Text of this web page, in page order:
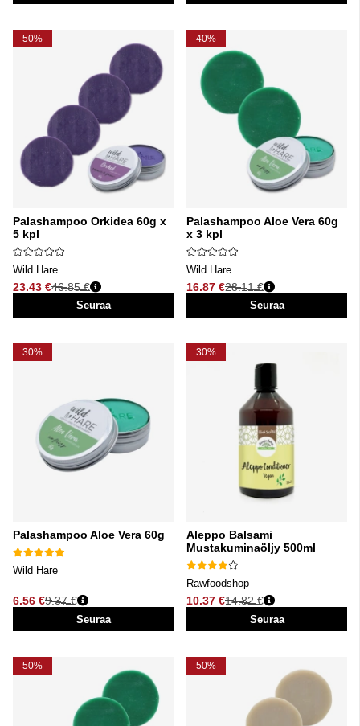
50%
Palashampoo Orkidea 60g x
5 kpl
Wild Hare
23.43 €
Normaali hinta
46.85 €
Seuraa
40%
Palashampoo Aloe Vera 60g
x 3 kpl
Wild Hare
16.87 €
Normaali hinta
28.11 €
Seuraa
30%
Palashampoo Aloe Vera 60g
Wild Hare
6.56 €
Normaali hinta
9.37 €
Seuraa
30%
Aleppo Balsami
Mustakuminaöljy 500ml
Rawfoodshop
10.37 €
Normaali hinta
14.82 €
Seuraa
50% 50%